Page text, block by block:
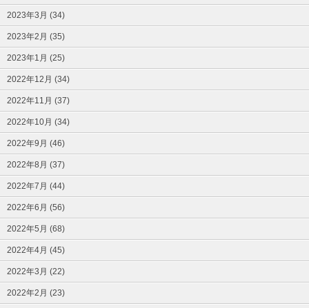
2023年3月 (34)
2023年2月 (35)
2023年1月 (25)
2022年12月 (34)
2022年11月 (37)
2022年10月 (34)
2022年9月 (46)
2022年8月 (37)
2022年7月 (44)
2022年6月 (56)
2022年5月 (68)
2022年4月 (45)
2022年3月 (22)
2022年2月 (23)